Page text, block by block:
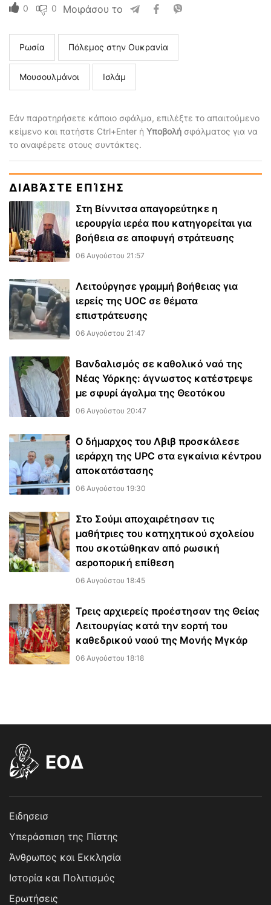
0 0 Μοιράσου το
Ρωσία Πόλεμος στην Ουκρανία
Μουσουλμάνοι Ισλάμ
Εάν παρατηρήσετε κάποιο σφάλμα, επιλέξτε το απαιτούμενο
κείμενο και πατήστε Ctrl+Enter ή Υποβολή σφάλματος για να
το αναφέρετε στους συντάκτες.
ΔΙΑΒΆΣΤΕ ΕΠΊΣΗΣ
Στη Βίννιτσα απαγορεύτηκε η
ιερουργία ιερέα που κατηγορείται για
βοήθεια σε αποφυγή στράτευσης
06 Αυγούστου 21:57
Λειτούργησε γραμμή βοήθειας για
ιερείς της UOC σε θέματα
επιστράτευσης
06 Αυγούστου 21:47
Βανδαλισμός σε καθολικό ναό της
Νέας Υόρκης: άγνωστος κατέστρεψε
με σφυρί άγαλμα της Θεοτόκου
06 Αυγούστου 20:47
Ο δήμαρχος του Λβιβ προσκάλεσε
ιεράρχη της UPC στα εγκαίνια κέντρου
αποκατάστασης
06 Αυγούστου 19:30
Στο Σούμι αποχαιρέτησαν τις
μαθήτριες του κατηχητικού σχολείου
που σκοτώθηκαν από ρωσική
αεροπορική επίθεση
06 Αυγούστου 18:45
Τρεις αρχιερείς προέστησαν της Θείας
Λειτουργίας κατά την εορτή του
καθεδρικού ναού της Μονής Μγκάρ
06 Αυγούστου 18:18
EOΔ
Ειδησεισ
Υπεράσπιση της Πίστης
Άνθρωπος και Εκκλησία
Ιστορία και Πολιτισμός
Ερωτήσεις